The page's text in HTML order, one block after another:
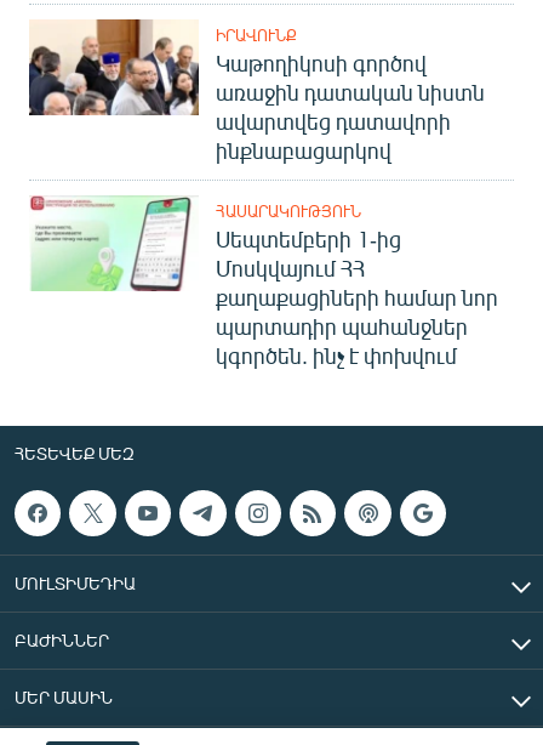
ԻՐԱՎՈՒՆՔ
Կաթողիկոսի գործով
առաջին դատական նիստն
ավարտվեց դատավորի
ինքնաբացարկով
ՀԱՍԱՐԱԿՈՒԹՅՈՒՆ
Սեպտեմբերի 1-ից
Մոսկվայում ՀՀ
քաղաքացիների համար նոր
պարտադիր պահանջներ
կգործեն. ինչ է փոխվում
ՀԵՏԵՎԵՔ ՄԵԶ
ՄՈՒԼՏԻՄԵԴԻԱ
ԲԱԺԻՆՆԵՐ
ՄԵՐ ՄԱՍԻՆ